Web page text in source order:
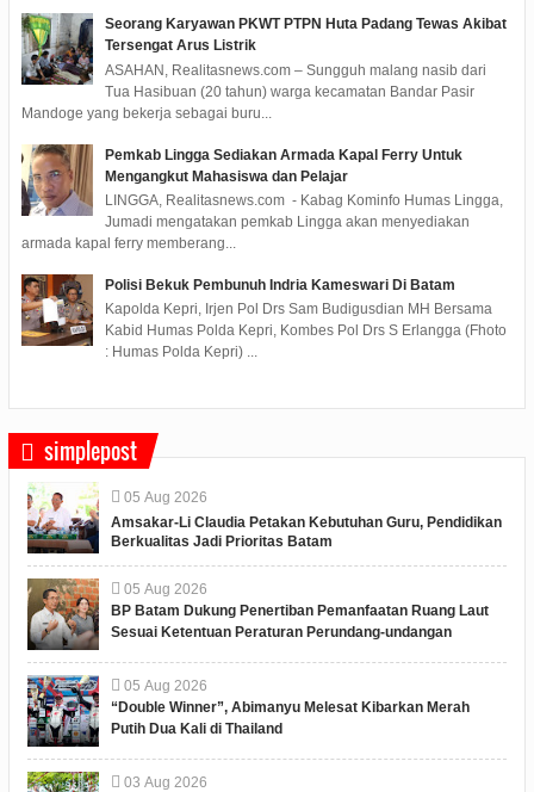
Seorang Karyawan PKWT PTPN Huta Padang Tewas Akibat
Tersengat Arus Listrik
ASAHAN, Realitasnews.com – Sungguh malang nasib dari
Tua Hasibuan (20 tahun) warga kecamatan Bandar Pasir
Mandoge yang bekerja sebagai buru...
Pemkab Lingga Sediakan Armada Kapal Ferry Untuk
Mengangkut Mahasiswa dan Pelajar
LINGGA, Realitasnews.com - Kabag Kominfo Humas Lingga,
Jumadi mengatakan pemkab Lingga akan menyediakan
armada kapal ferry memberang...
Polisi Bekuk Pembunuh Indria Kameswari Di Batam
Kapolda Kepri, Irjen Pol Drs Sam Budigusdian MH Bersama
Kabid Humas Polda Kepri, Kombes Pol Drs S Erlangga (Fhoto
: Humas Polda Kepri) ...
simplepost
05 Aug 2026
Amsakar-Li Claudia Petakan Kebutuhan Guru, Pendidikan
Berkualitas Jadi Prioritas Batam
05 Aug 2026
BP Batam Dukung Penertiban Pemanfaatan Ruang Laut
Sesuai Ketentuan Peraturan Perundang-undangan
05 Aug 2026
“Double Winner”, Abimanyu Melesat Kibarkan Merah
Putih Dua Kali di Thailand
03 Aug 2026